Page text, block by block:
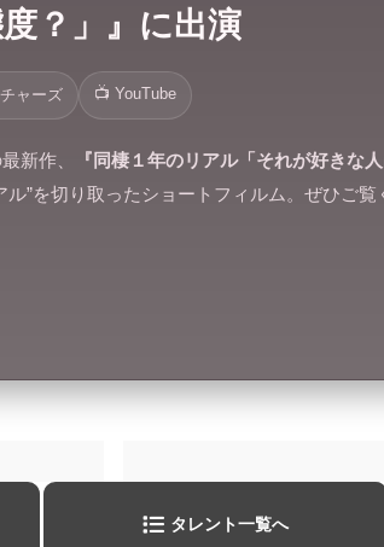
？」』に出演
ャーズ 📺 YouTube
新作、 『同棲１年のリアル「それが好きな
”を切り取ったショートフィルム。ぜひご覧
タレント一覧へ